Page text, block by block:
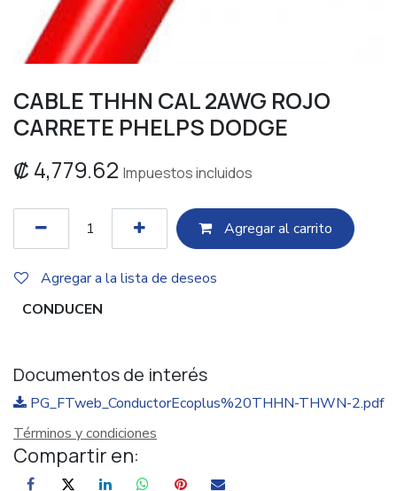
CABLE THHN CAL 2AWG ROJO
CARRETE PHELPS DODGE
₡ 4,779.62 Impuestos incluidos
Agregar al c​​arrito
Agregar a la lista de deseos
CONDUCEN
Documentos de interés
PG_FTweb_ConductorEcoplus%20THHN-THWN-2.pdf
Términos y condiciones
Compartir en: